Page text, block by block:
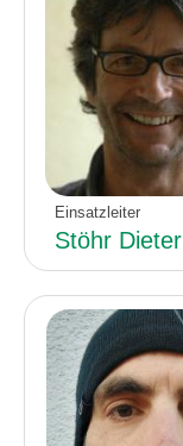
Einsatzleiter
Stöhr Dieter